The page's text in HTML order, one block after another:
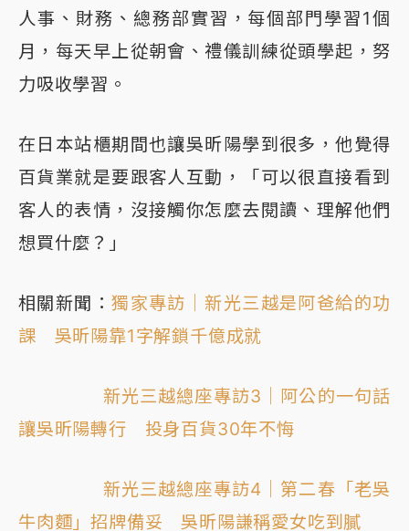
人事、財務、總務部實習，每個部門學習1個
月，每天早上從朝會、禮儀訓練從頭學起，努
力吸收學習。
在日本站櫃期間也讓吳昕陽學到很多，他覺得
百貨業就是要跟客人互動，「可以很直接看到
客人的表情，沒接觸你怎麼去閱讀、理解他們
想買什麼？」
相關新聞：獨家專訪｜新光三越是阿爸給的功
課 吳昕陽靠1字解鎖千億成就
新光三越總座專訪3｜阿公的一句話
讓吳昕陽轉行 投身百貨30年不悔
新光三越總座專訪4｜第二春「老吳
牛肉麵」招牌備妥 吳昕陽謙稱愛女吃到膩